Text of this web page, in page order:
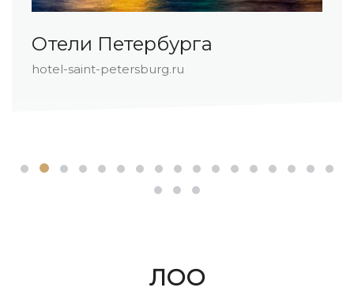
Отели Петербурга
hotel-saint-petersburg.ru
ЛОО